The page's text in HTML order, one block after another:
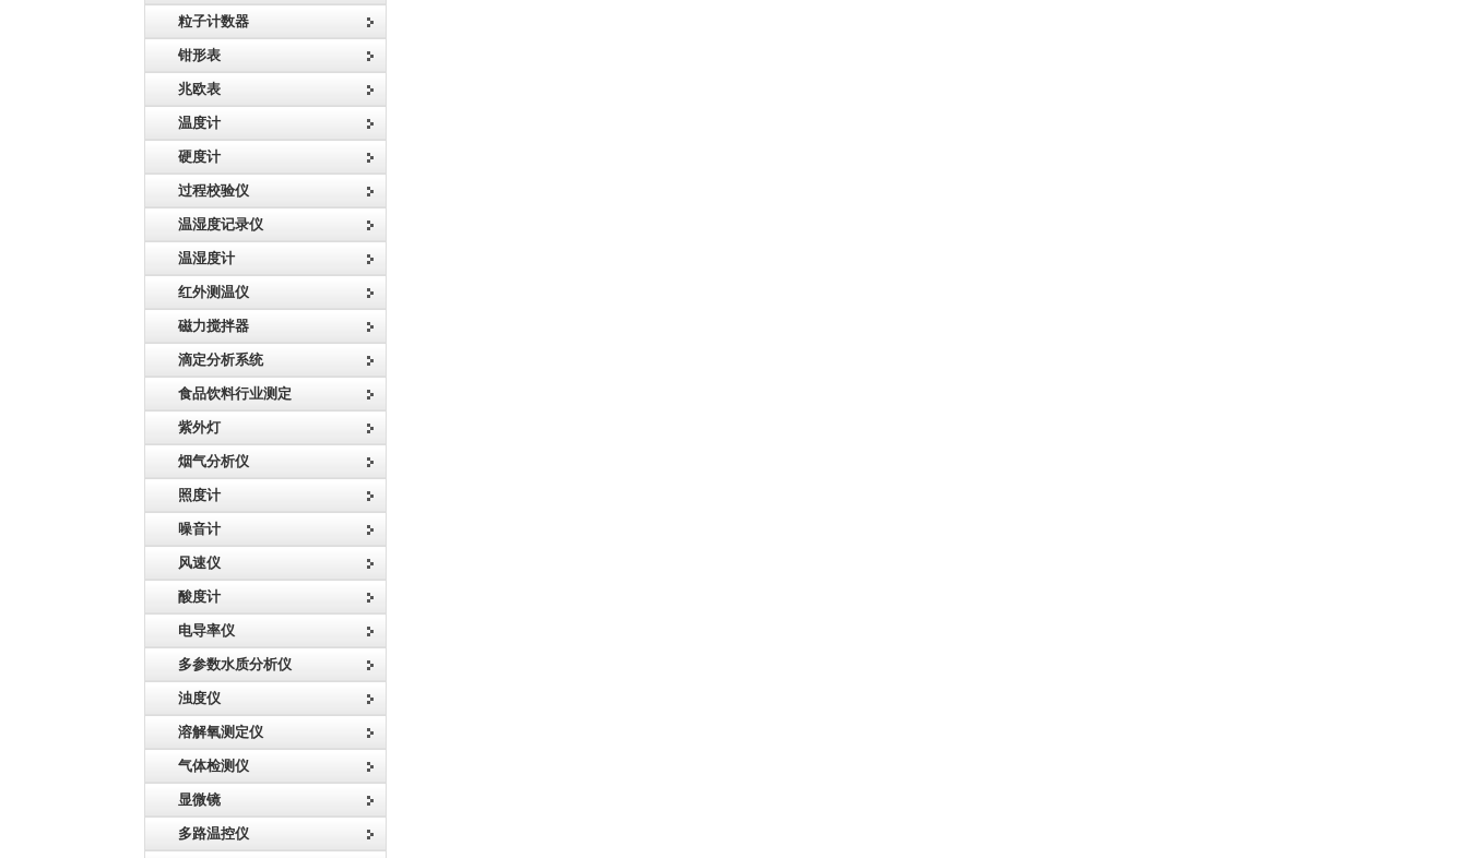
粒子计数器
钳形表
兆欧表
温度计
硬度计
过程校验仪
温湿度记录仪
温湿度计
红外测温仪
磁力搅拌器
滴定分析系统
食品饮料行业测定
紫外灯
烟气分析仪
照度计
噪音计
风速仪
酸度计
电导率仪
多参数水质分析仪
浊度仪
溶解氧测定仪
气体检测仪
显微镜
多路温控仪